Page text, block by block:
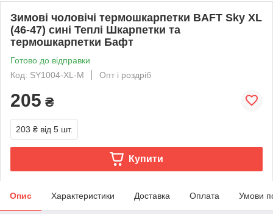
Зимові чоловічі термошкарпетки BAFT Sky XL
(46-47) сині Теплі Шкарпетки та
термошкарпетки Бафт
Готово до відправки
Код: SY1004-XL-M
Опт і роздріб
205 ₴
203 ₴ від 5 шт.
Купити
Опис Характеристики Доставка Оплата Умови